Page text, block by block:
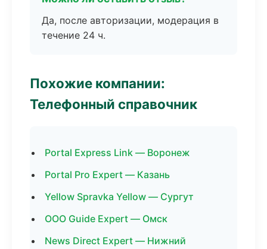
Да, после авторизации, модерация в
течение 24 ч.
Похожие компании:
Телефонный справочник
Portal Express Link — Воронеж
Portal Pro Expert — Казань
Yellow Spravka Yellow — Сургут
ООО Guide Expert — Омск
News Direct Expert — Нижний